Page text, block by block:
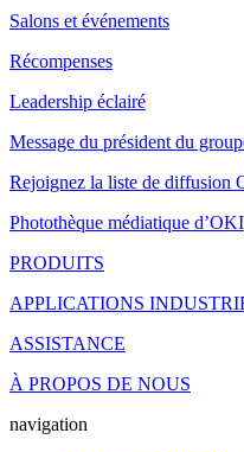
Salons et événements
Récompenses
Leadership éclairé
Message du président du
Rejoignez la liste de diffusion
Photothèque médiatique d’OKI
PRODUITS
APPLICATIONS
ASSISTANCE
À PROPOS DE NOUS
navigation